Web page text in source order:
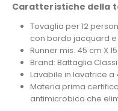
Caratteristiche della
Tovaglia per 12
con bordo jacquard
Runner mis. 45 cm X
Brand: Battaglia
Lavabile in lavatrice a
Materia prima
antimicrobica che